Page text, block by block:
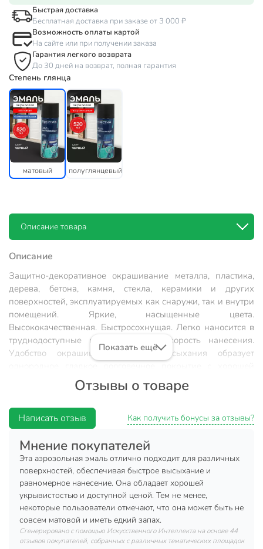
Быстрая доставка
Бесплатная доставка при заказе от 3 000 ₽
Возможность оплаты картой
На сайте или при получении заказа
Гарантия легкого возврата
До 30 дней на возврат, полная гарантия
Степень глянца
матовый полуглянцевый
Описание товара
Описание
Защитно-декоративное окрашивание металла, пластика,
дерева, бетона, камня, стекла, керамики и других
поверхностей, эксплуатируемых как снаружи, так и внутри
помещений. Яркие, насыщенные цвета.
Высококачественная. Быстросохнущая. Легко наносится в
труднодоступные места. Высокая скорость нанесения.
Удобство окрашивания. После высыхания образует
укрывистостью, атмосферостойкостью, превосходной
адгезией к окрашиваемой поверхности.
Тип покрытия: Полуглянцевое
Состав: Синтетическая смола, пигменты,
функциональные добавки, смесь органических
растворителей, смесь углеводородных газов
Запах: Присутствует
Время высыхания: 10 минут (полное высыхание 30
минут)
Расход: 1 баллон до 3 м²
Применение:Во избежание попадания следов эмали при
Показать ещё
Отзывы о товаре
Написать отзыв Как получить бонусы за отзывы?
Мнение покупателей
Эта аэрозольная эмаль отлично подходит для различных
поверхностей, обеспечивая быстрое высыхание и
равномерное нанесение. Она обладает хорошей
укрывистостью и доступной ценой. Тем не менее,
некоторые пользователи отмечают, что она может быть не
совсем матовой и иметь едкий запах.
Сгенерировано с помощью Искусственного Интеллекта на основе 44
отзывов покупателей, собранных с различных тематических площадок